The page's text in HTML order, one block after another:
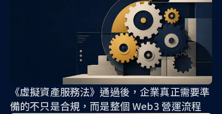
《虛擬資產服務法》通過後，企業真正需要準
備的不只是合規，而是整個 Web3 營運流程